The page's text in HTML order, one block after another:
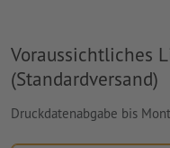
Voraussichtliches
(Standardversand)
Druckdatenabgabe bis